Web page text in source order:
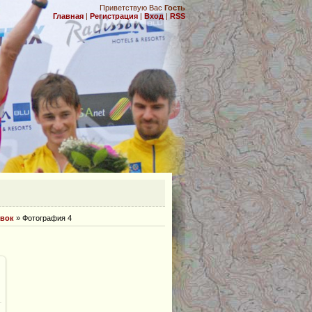
Приветствую Вас Гость
Главная | Регистрация | Вход | RSS
» Фотография 4